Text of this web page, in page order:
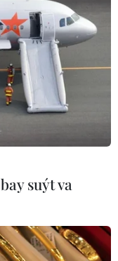
suýt va